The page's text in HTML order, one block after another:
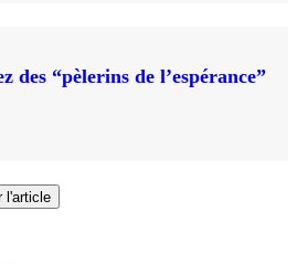
des “pèlerins de l’espérance”
l'article